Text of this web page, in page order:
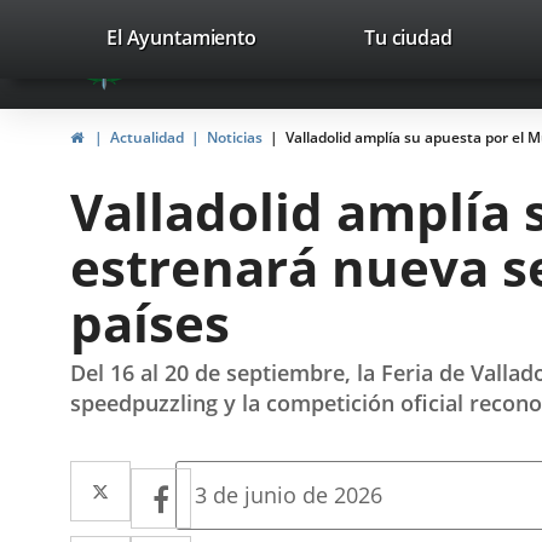
Portal
Web
del
Valladolid
avaTop
valladolid.es
El Ayuntamiento Tu ciudad
InicioActualidad Noticias Valladolid amplía su apuesta por el
Valladolid amplía
estrenará nueva
países
Del 16 al 20 de septiembre, la Feria de
speedpuzzling y la competición oficial
Twitter
Enlace
a
Facebook
Enlace
a
Fecha
3 de junio de 2026